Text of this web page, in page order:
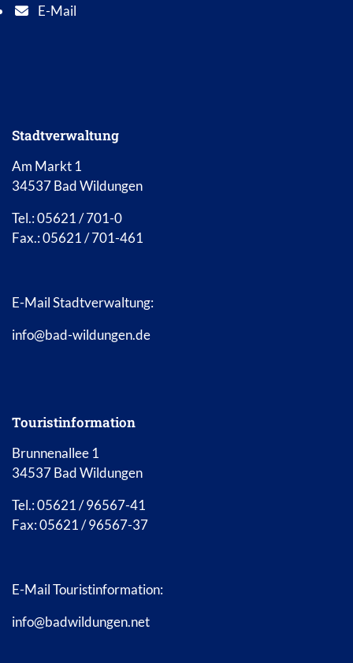
E-Mail
E-Mail Adresse: info@bad-wildungen.de
Stadtverwaltung
Am Markt 1
34537 Bad Wildungen
Tel.: 05621 / 701-0
Fax.: 05621 / 701-461
E-Mail Stadtverwaltung:
info@bad-wildungen.de
Touristinformation
Brunnenallee 1
34537 Bad Wildungen
Tel.: 05621 / 96567-41
Fax: 05621 / 96567-37
E-Mail Touristinformation:
info@badwildungen.net